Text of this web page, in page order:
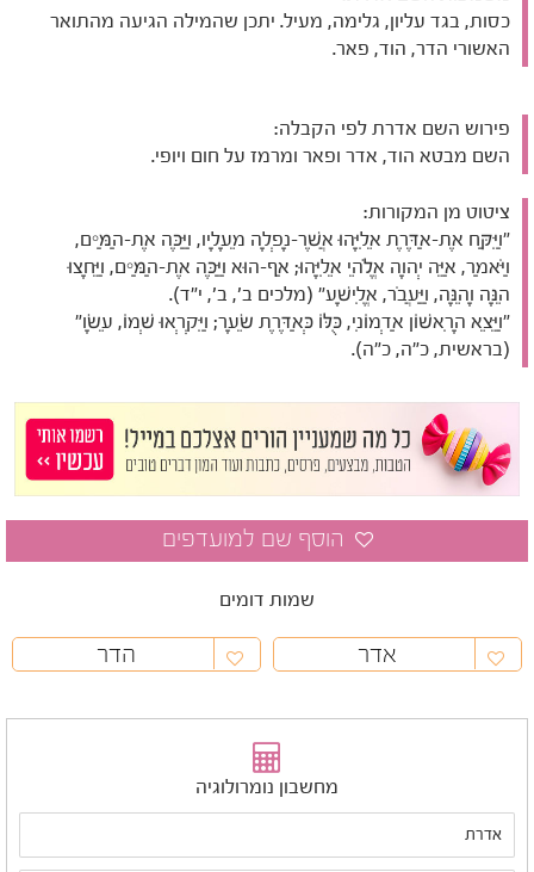
כסות, בגד עליון, גלימה, מעיל. יתכן שהמילה הגיעה מהתואר
האשורי הדר, הוד, פאר.
פירוש השם אדרת לפי הקבלה:
השם מבטא הוד, אדר ופאר ומרמז על חום ויופי.
ציטוט מן המקורות:
"וַיִּקַּח אֶת-אַדֶּרֶת אֵלִיָּהוּ אֲשֶׁר-נָפְלָה מֵעָלָיו, וַיַּכֶּה אֶת-הַמַּיִם,
וַיֹּאמַר, אַיֵּה יְהוָה אֱלֹהֵי אֵלִיָּהוּ; אַף-הוּא וַיַּכֶּה אֶת-הַמַּיִם, וַיֵּחָצוּ
הֵנָּה וָהֵנָּה, וַיַּעֲבֹר, אֱלִישָׁע" (מלכים ב', ב', י"ד).
"וַיֵּצֵא הָרִאשׁוֹן אַדְמוֹנִי, כֻּלּוֹ כְּאַדֶּרֶת שֵׂעָר; וַיִּקְרְאוּ שְׁמוֹ, עֵשָׂו"
(בראשית, כ"ה, כ"ה).
שמות דומים
אדר הדר
מחשבון נומרולוגיה